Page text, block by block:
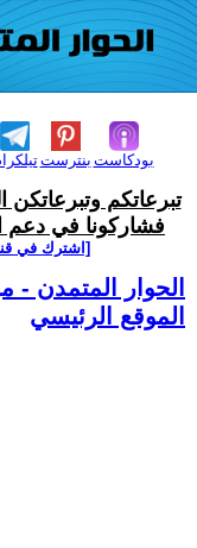
بنترست بودكاست
تبرعاتكم وتبرعاتكن
فشاركونا في دعم
[اشترك في
الحوار المتمدن -
الموقع الرئيسي